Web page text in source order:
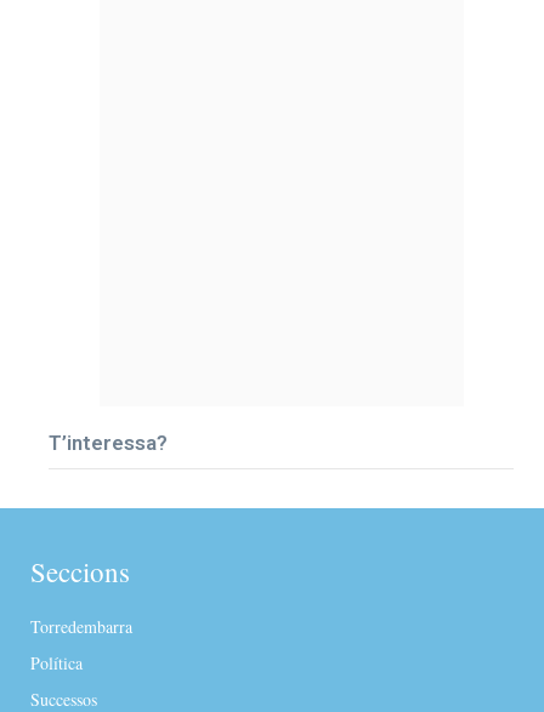
T’interessa?
Seccions
Torredembarra
Política
Successos